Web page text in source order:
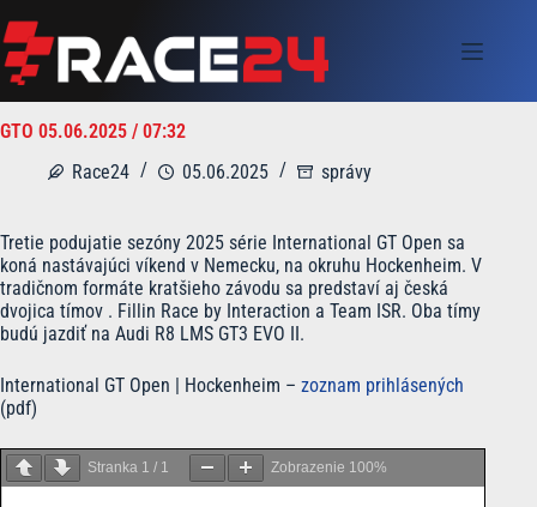
to
content
GTO 05.06.2025 / 07:32
Race24
05.06.2025 správy
Tretie podujatie sezóny 2025 série International GT Open sa
koná nastávajúci víkend v Nemecku, na okruhu Hockenheim. V
tradičnom formáte kratšieho závodu sa predstaví aj česká
dvojica tímov . Fillin Race by Interaction a Team ISR. Oba tímy
budú jazdiť na Audi R8 LMS GT3 EVO II.
International GT Open | Hockenheim – zoznam prihlásených
(pdf)
Stranka 1 / 1 Zobrazenie 100%